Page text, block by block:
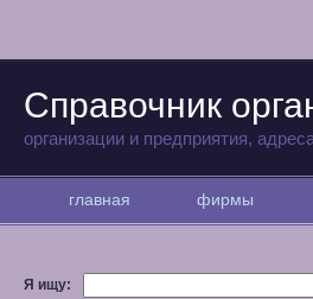
Справочник
организации и предприятия,
главная фирмы
Я ищу: